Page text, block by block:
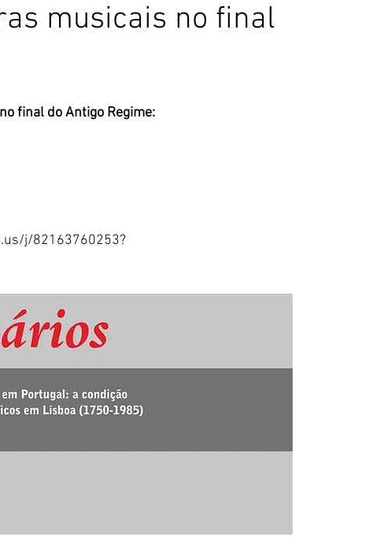
musicais no final
final do Antigo Regime:
j/82163760253?